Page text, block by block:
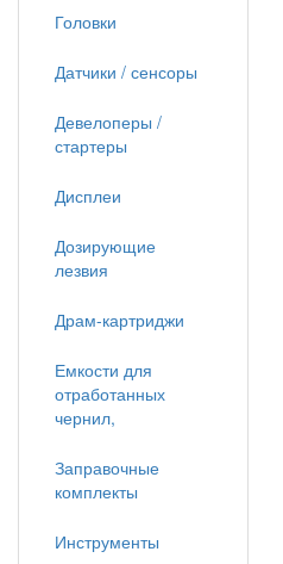
Головки
Датчики / сенсоры
Девелоперы /
стартеры
Дисплеи
Дозирующие
лезвия
Драм-картриджи
Емкости для
отработанных
чернил,
Заправочные
комплекты
Инструменты